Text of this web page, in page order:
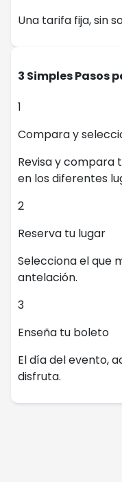
Una tarifa fija, sin
3 Simples Pasos
1
Compara y
Revisa y compara
en los diferentes
2
Reserva tu lugar
Selecciona el que
antelación.
3
Enseña tu boleto
El día del evento,
disfruta.